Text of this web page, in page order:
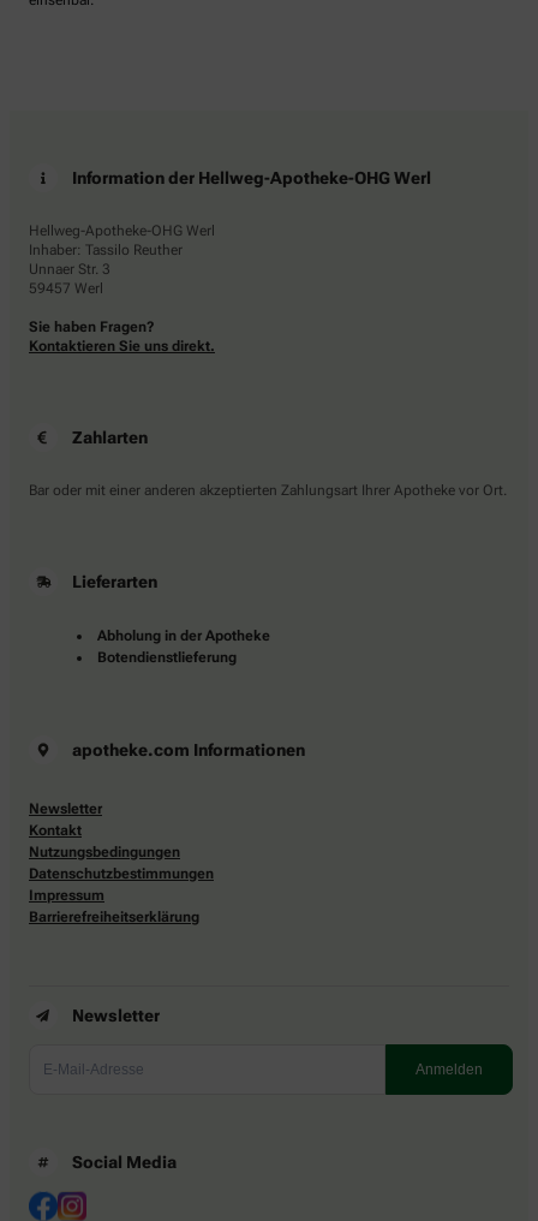
Information der Hellweg-Apotheke-OHG Werl
Hellweg-Apotheke-OHG Werl
Inhaber: Tassilo Reuther
Unnaer Str. 3
59457 Werl
Sie haben Fragen?
Kontaktieren Sie uns direkt.
Zahlarten
Bar oder mit einer anderen akzeptierten Zahlungsart Ihrer Apotheke vor Ort.
Lieferarten
Abholung in der Apotheke
Botendienstlieferung
apotheke.com Informationen
Newsletter
Kontakt
Nutzungsbedingungen
Datenschutzbestimmungen
Impressum
Barrierefreiheitserklärung
Newsletter
Social Media